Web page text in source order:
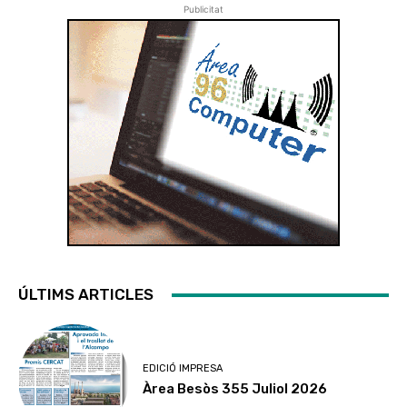
Publicitat
ÚLTIMS ARTICLES
EDICIÓ IMPRESA
Àrea Besòs 355 Juliol 2026